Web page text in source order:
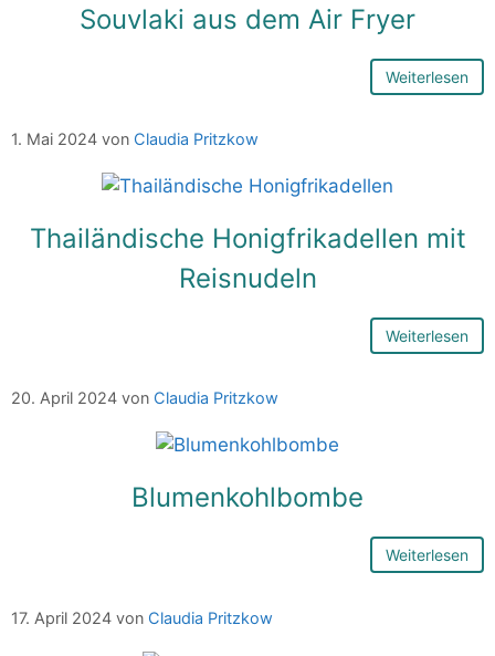
Souvlaki aus dem Air Fryer
Weiterlesen
1. Mai 2024 von Claudia Pritzkow
Thailändische Honigfrikadellen mit
Reisnudeln
Weiterlesen
20. April 2024 von Claudia Pritzkow
Blumenkohlbombe
Weiterlesen
17. April 2024 von Claudia Pritzkow